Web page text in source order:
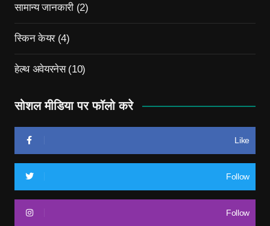
सामान्य जानकारी(2)
स्किन केयर(4)
हेल्थ अवेयरनेस(10)
सोशल मीडिया पर फॉलो करे
Like
Follow
Follow